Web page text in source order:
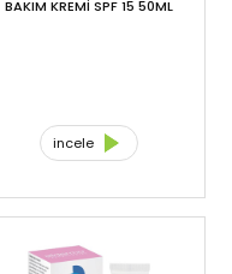
BAKIM KREMİ SPF 15 50ML
incele